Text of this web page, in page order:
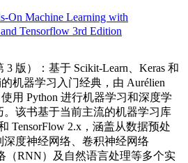
On Machine Learning with
Tensorflow 3rd Edition
3 版）：基于 Scikit-Learn、Keras 和
机器学习入门经典，由 Aurélien
用 Python 进行机器学习和深度学
该书基于当前主流的机器学习库
TensorFlow 2.x，涵盖从数据预处
度神经网络、卷积神经网络
（RNN）及自然语言处理等多个实